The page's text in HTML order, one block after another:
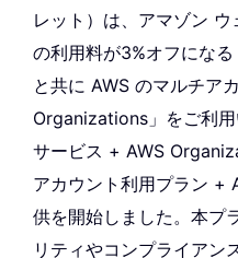
レット）は、アマゾン ウ
の利用料が3%オフになる
と共に AWS のマルチア
Organizations」をご利
サービス + AWS
アカウント利用プラン +
供を開始しました。本プ
リティやコンプライアン